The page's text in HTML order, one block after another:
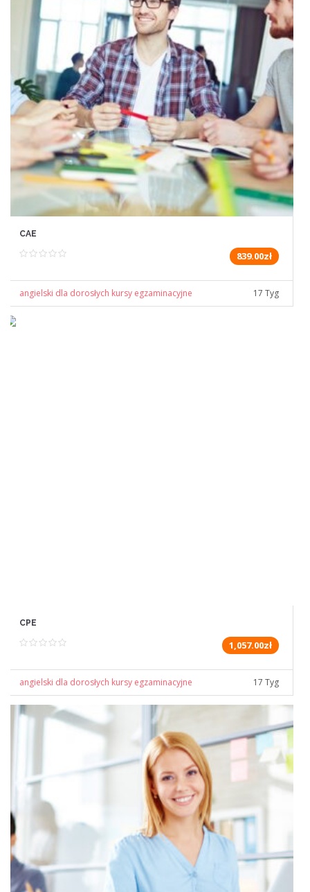
CAE
839.00zł
angielski dla dorosłych kursy egzaminacyjne 17 Tyg
CPE
1,057.00zł
angielski dla dorosłych kursy egzaminacyjne 17 Tyg